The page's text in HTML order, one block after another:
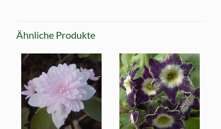
Ähnliche Produkte